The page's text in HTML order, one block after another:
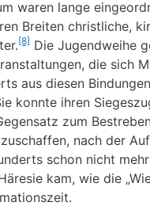
waren lan­ge
Brei­ten christ­li­che,
[8] Die Jugend­wei­he
die sich
aus die­sen
konn­te ihren
zum
nach der
schon nicht
kam, wie die